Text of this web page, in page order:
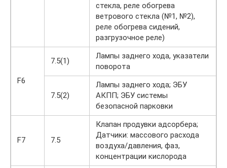
стекла, реле обогрева
ветрового стекла (№1, №2),
реле обогрева сидений,
разгрузочное реле)
F6
7.5(1)
Лампы заднего хода, указатели
поворота
7.5(2)
Лампы заднего хода; ЭБУ
АКПП; ЭБУ системы
безопасной парковки
F7 7.5
Клапан продувки адсорбера;
Датчики: массового расхода
воздуха/давления, фаз,
концентрации кислорода